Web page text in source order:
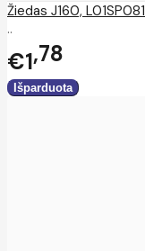
Žiedas J160, L01SP081
..
€1 78